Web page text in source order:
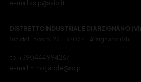
e-mail ssip@ssip.it
DISTRETTO INDUSTRIALE DI ARZIGNANO (VI)
Via del Lavoro, 22 – 36077 – Arzignano (VI)
tel +390444 994267
e-mail m.nogarole@ssip.it